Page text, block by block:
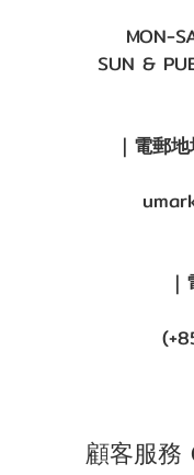
MON-
SUN &
｜電郵
顧客服